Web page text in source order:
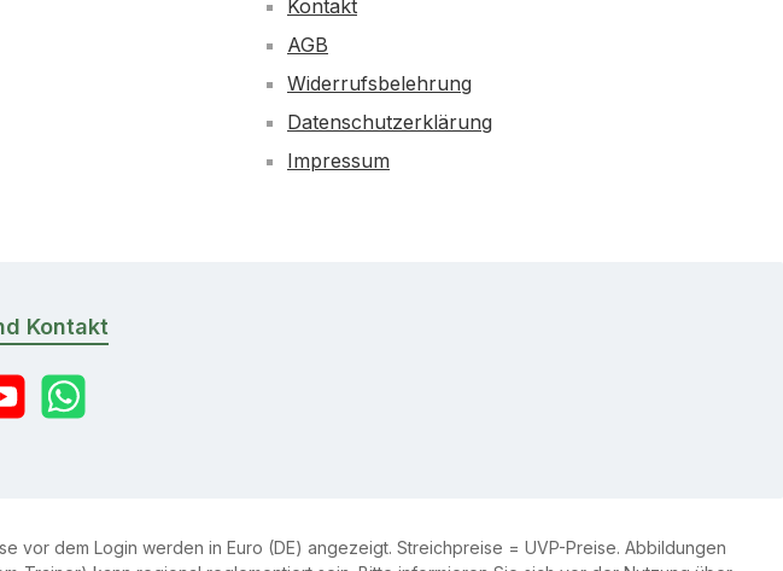
Kontakt
AGB
Widerrufsbelehrung
Datenschutzerklärung
Impressum
Kontakt
WhatsApp
vor dem Login werden in Euro (DE) angezeigt. Streichpreise = UVP-Preise. Abbildungen